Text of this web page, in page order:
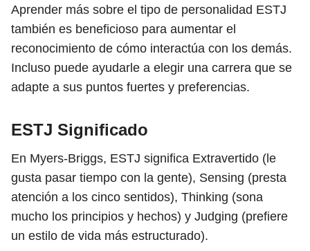
Aprender más sobre el tipo de personalidad ESTJ
también es beneficioso para aumentar el
reconocimiento de cómo interactúa con los demás.
Incluso puede ayudarle a elegir una carrera que se
adapte a sus puntos fuertes y preferencias.
ESTJ Significado
En Myers-Briggs, ESTJ significa Extravertido (le
gusta pasar tiempo con la gente), Sensing (presta
atención a los cinco sentidos), Thinking (sona
mucho los principios y hechos) y Judging (prefiere
un estilo de vida más estructurado).